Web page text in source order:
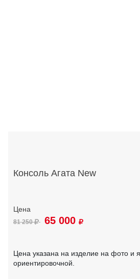
Консоль Агата New
81 250 65 000
Цена указана на изделие на фото и
ориентировочной.